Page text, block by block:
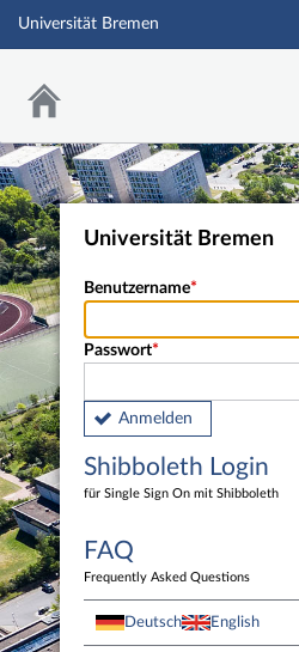
Universität Bremen
Universität Bremen
Benutzername
Passwort
Anmelden
Shibboleth Login
für Single Sign On mit Shibboleth
FAQ
Frequently Asked Questions
Deutsch English